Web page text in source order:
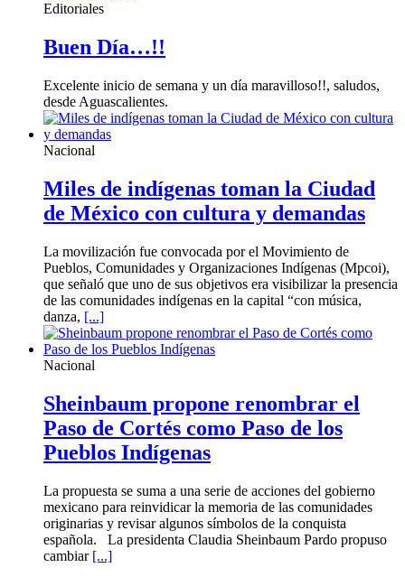
Editoriales
Buen Día…!!
Excelente inicio de semana y un día maravilloso!!, saludos,
desde Aguascalientes.
Nacional
Miles de indígenas toman la Ciudad
de México con cultura y demandas
La movilización fue convocada por el Movimiento de
Pueblos, Comunidades y Organizaciones Indígenas (Mpcoi),
que señaló que uno de sus objetivos era visibilizar la presencia
de las comunidades indígenas en la capital “con música,
danza, [...]
Nacional
Sheinbaum propone renombrar el
Paso de Cortés como Paso de los
Pueblos Indígenas
La propuesta se suma a una serie de acciones del gobierno
mexicano para reinvidicar la memoria de las comunidades
originarias y revisar algunos símbolos de la conquista
española. La presidenta Claudia Sheinbaum Pardo propuso
cambiar [...]